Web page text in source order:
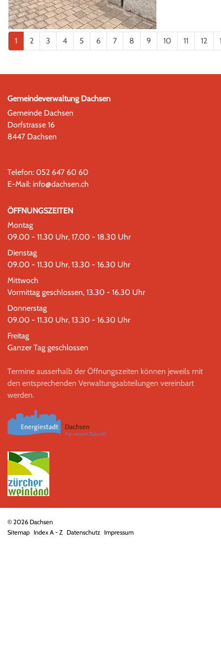
1 2 3 4 5 6 7 8 9 10 11 12
Gemeindeverwaltung Dachsen
Gemeinde Dachsen
Dorfstrasse 16
8447 Dachsen
Telefon: 052 647 60 60
E-Mail: info@dachsen.ch
ÖFFNUNGSZEITEN
Montag
09.00 - 11.30 Uhr, 17.00 - 18.30 Uhr
Dienstag
09.00 - 11.30 Uhr, 13.30 - 16.30 Uhr
Mittwoch
Vormittag geschlossen, 13.30 - 16.30 Uhr
Donnerstag
09.00 - 11.30 Uhr, 13.30 - 16.30 Uhr
Freitag
Ganzer Tag geschlossen
Termine ausserhalb der Öffnungszeiten können jeweils mit
den entsprechenden Verwaltungsabteilungen vereinbart
werden.
© 2026 Dachsen
Sitemap Index A - Z Datenschutz Impressum